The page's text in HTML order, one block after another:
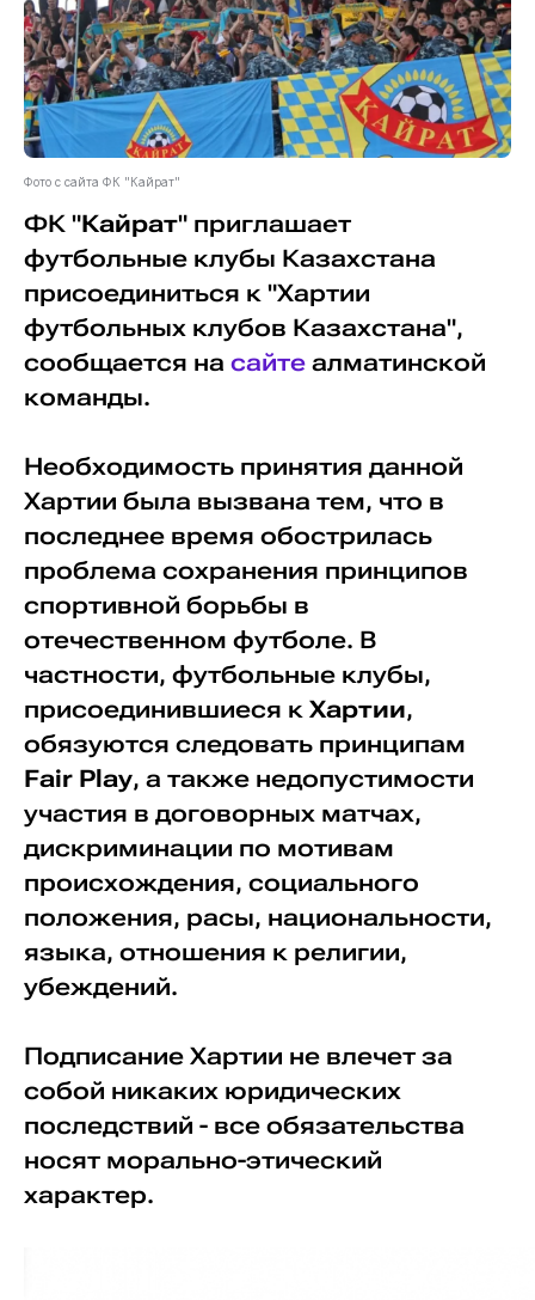
Фото с сайта ФК "Кайрат"
ФК "Кайрат" приглашает
футбольные клубы Казахстана
присоединиться к "Хартии
футбольных клубов Казахстана",
сообщается на сайтеалматинской
команды.
Необходимость принятия данной
Хартии была вызвана тем, что в
последнее время обострилась
проблема сохранения принципов
спортивной борьбы в
отечественном футболе. В
частности, футбольные клубы,
присоединившиеся к Хартии,
обязуются следовать принципам
Fair Play, а также недопустимости
участия в договорных матчах,
дискриминации по мотивам
происхождения, социального
положения, расы, национальности,
языка, отношения к религии,
убеждений.
Подписание Хартии не влечет за
собой никаких юридических
последствий - все обязательства
носят морально-этический
характер.